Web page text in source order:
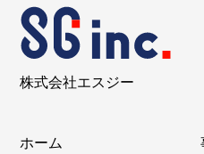
株式会社エスジー
ホーム